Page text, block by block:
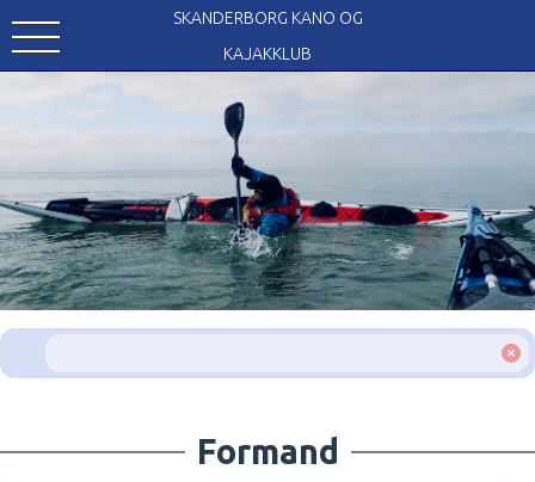
SKANDERBORG KANO OG
KAJAKKLUB
Formand